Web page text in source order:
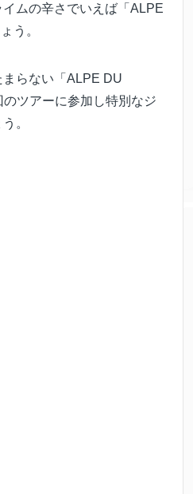
ムの辛さでいえば「ALPE
う。
らない「ALPE DU
ツアーに参加し特別なジ
。